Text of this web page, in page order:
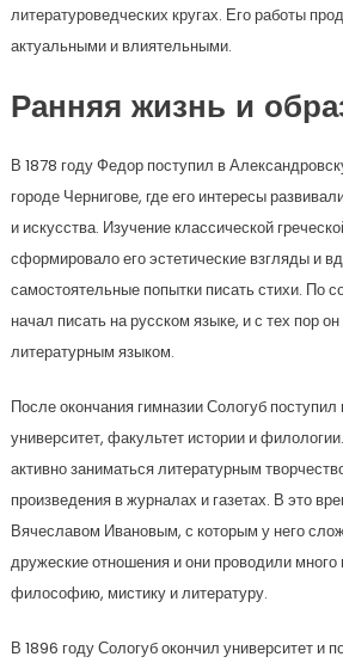
литературоведческих кругах. Его работы
актуальными и влиятельными.
Ранняя жизнь и
В 1878 году Федор поступил в
городе Чернигове, где его интересы
и искусства. Изучение классической
сформировало его эстетические взгляды и
самостоятельные попытки писать стихи. По
начал писать на русском языке, и с тех пор
литературным языком.
После окончания гимназии Сологуб
университет, факультет истории и
активно заниматься литературным
произведения в журналах и газетах. В это
Вячеславом Ивановым, с которым у него
дружеские отношения и они проводили
философию, мистику и литературу.
В 1896 году Сологуб окончил университет и